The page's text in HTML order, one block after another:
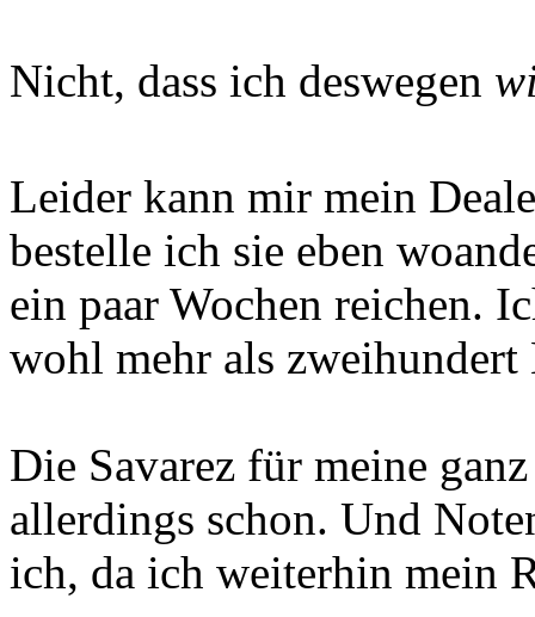
Nicht, dass ich deswegen
Leider kann mir mein
bestelle ich sie eben
ein paar Wochen reichen.
wohl mehr als zweihundert
Die Savarez für meine
allerdings schon. Und
ich, da ich weiterhin mein